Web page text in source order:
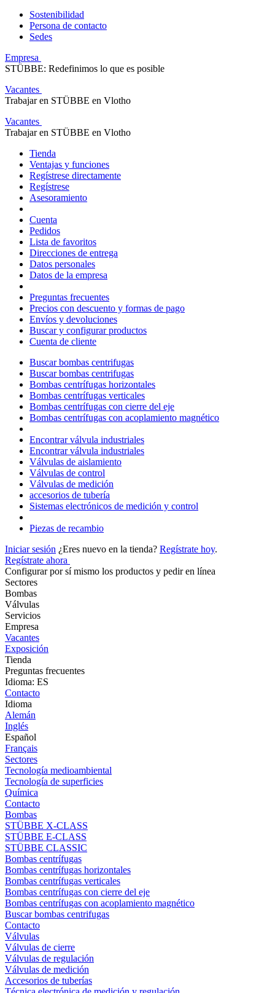
Sostenibilidad
Persona de contacto
Sedes
Empresa
STÜBBE: Redefinimos lo que es posible
Vacantes
Trabajar en STÜBBE en Vlotho
Vacantes
Trabajar en STÜBBE en Vlotho
Tienda
Ventajas y funciones
Regístrese directamente
Regístrese
Asesoramiento
Cuenta
Pedidos
Lista de favoritos
Direcciones de entrega
Datos personales
Datos de la empresa
Preguntas frecuentes
Precios con descuento y formas de pago
Envíos y devoluciones
Buscar y configurar productos
Cuenta de cliente
Buscar bombas centrifugas
Buscar bombas centrifugas
Bombas centrífugas horizontales
Bombas centrífugas verticales
Bombas centrífugas con cierre del eje
Bombas centrífugas con acoplamiento magnético
Encontrar válvula industriales
Encontrar válvula industriales
Válvulas de aislamiento
Válvulas de control
Válvulas de medición
accesorios de tubería
Sistemas electrónicos de medición y control
Piezas de recambio
Iniciar sesión ¿Eres nuevo en la tienda? Regístrate hoy.
Regístrate ahora
Configurar por sí mismo los productos y pedir en línea
Sectores
Bombas
Válvulas
Servicios
Empresa
Vacantes
Exposición
Tienda
Preguntas frecuentes
Idioma: ES
Contacto
Idioma
Alemán
Inglés
Español
Français
Sectores
Tecnología medioambiental
Tecnología de superficies
Química
Contacto
Bombas
STÜBBE X-CLASS
STÜBBE E-CLASS
STÜBBE CLASSIC
Bombas centrífugas
Bombas centrífugas horizontales
Bombas centrífugas verticales
Bombas centrífugas con cierre del eje
Bombas centrífugas con acoplamiento magnético
Buscar bombas centrifugas
Contacto
Válvulas
Válvulas de cierre
Válvulas de regulación
Válvulas de medición
Accesorios de tuberías